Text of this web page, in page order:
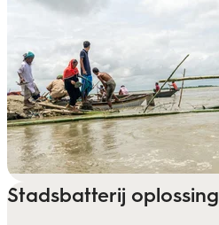
Stadsbatterij